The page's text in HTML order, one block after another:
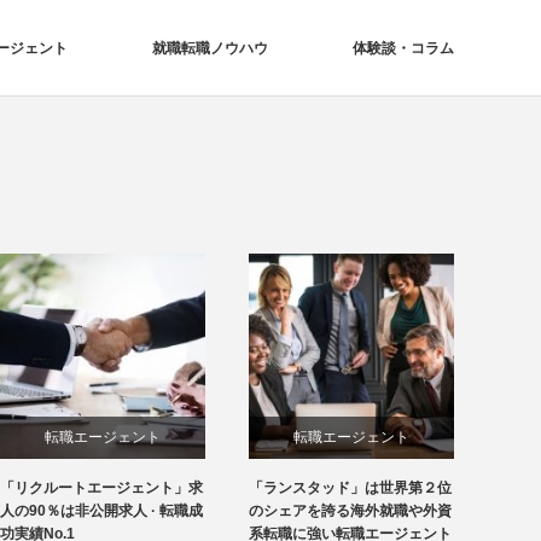
ジェント 就職転職ノウハウ 体験談・コラム
転職エージェント
「リクルートエージェント」求
人の90％は非公開求人 · 転職成
功実績No.1
転職エージェント
「ランスタッド」は世界第２位
のシェアを誇る海外就職や外資
系転職に強い転職エージェント